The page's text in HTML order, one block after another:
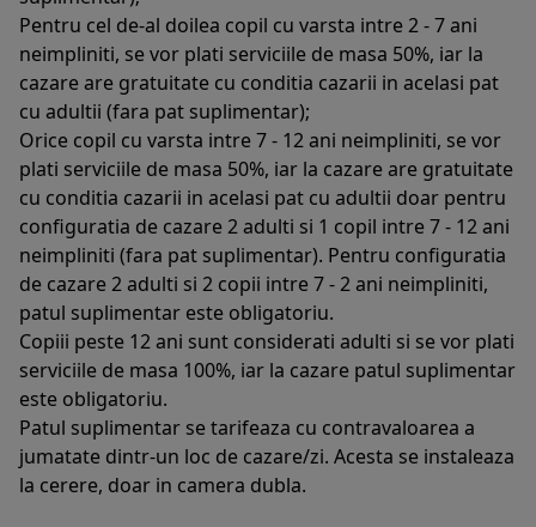
Pentru cel de-al doilea copil cu varsta intre 2 - 7 ani
neimpliniti, se vor plati serviciile de masa 50%, iar la
cazare are gratuitate cu conditia cazarii in acelasi pat
cu adultii (fara pat suplimentar);
Orice copil cu varsta intre 7 - 12 ani neimpliniti, se vor
plati serviciile de masa 50%, iar la cazare are gratuitate
cu conditia cazarii in acelasi pat cu adultii doar pentru
configuratia de cazare 2 adulti si 1 copil intre 7 - 12 ani
neimpliniti (fara pat suplimentar). Pentru configuratia
de cazare 2 adulti si 2 copii intre 7 - 2 ani neimpliniti,
patul suplimentar este obligatoriu.
Copiii peste 12 ani sunt considerati adulti si se vor plati
serviciile de masa 100%, iar la cazare patul suplimentar
este obligatoriu.
Patul suplimentar se tarifeaza cu contravaloarea a
jumatate dintr-un loc de cazare/zi. Acesta se instaleaza
la cerere, doar in camera dubla.